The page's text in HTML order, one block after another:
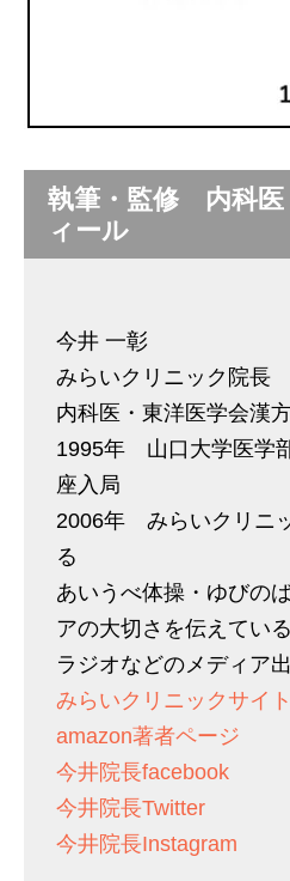
執筆・監修 内科医
ィール
今井 一彰
みらいクリニック院長
内科医・東洋医学会漢
1995年 山口大学医学
座入局
2006年 みらいクリニ
る
あいうべ体操・ゆびの
アの大切さを伝えてい
ラジオなどのメディア
みらいクリニックサイト
amazon著者ページ
今井院長facebook
今井院長Twitter
今井院長Instagram